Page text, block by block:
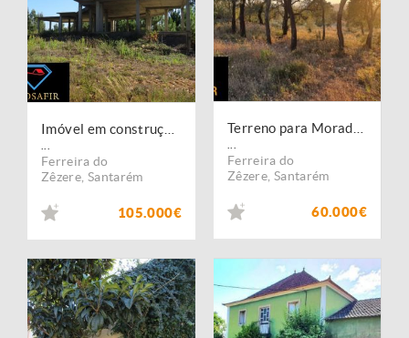
Ferreira do
Zêzere Santarém
105.000€
Ferreira do
Zêzere Santarém
60.000€